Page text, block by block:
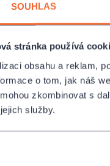
SOUHLAS
stránka používá
obsahu a reklam,
o tom, jak náš
zkombinovat s
služby.
atmosférou,